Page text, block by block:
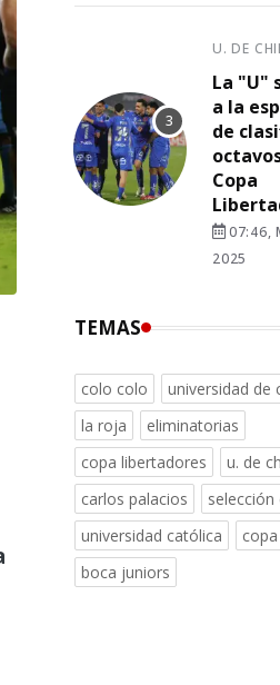
U. DE
La "U"
a la
de
Copa
07:46,
2025
TEMAS
colo colo
universidad de
la roja
eliminatorias
copa libertadores
u. de
carlos palacios
selección
universidad católica
boca juniors